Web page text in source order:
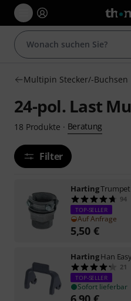
Multipin Stecker/-Buchsen
24-pol. Last
18 Produkte · Beratung
Filter
HartingTrumpet
94
TOP-SELLER
Auf Anfrage
5,50 €
HartingHan
21
TOP-SELLER
Sofort lieferbar